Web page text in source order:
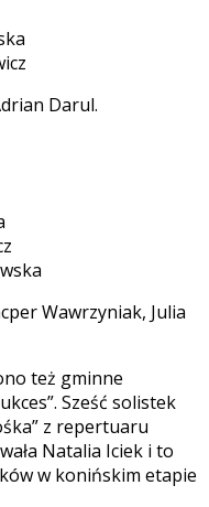
Darul.
Wawrzyniak, Julia
też gminne
Sześć solistek
z repertuaru
Natalia Iciek i to
w konińskim etapie